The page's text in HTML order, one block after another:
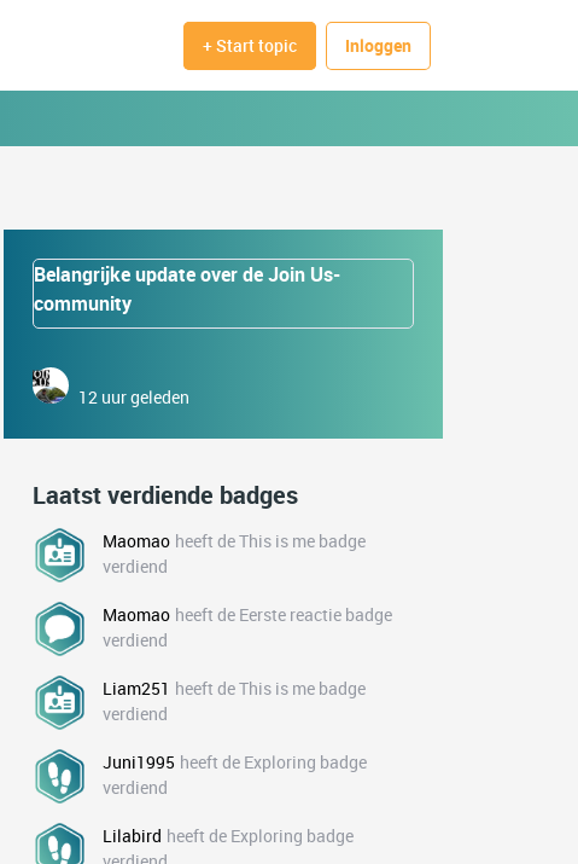
+ Start topic Inloggen
Belangrijke update over de Join Us-
community
12 uur geleden
Laatst verdiende badges
Maomao heeft de This is me badge
verdiend
Maomao heeft de Eerste reactie badge
verdiend
Liam251 heeft de This is me badge
verdiend
Juni1995 heeft de Exploring badge
verdiend
Lilabird heeft de Exploring badge